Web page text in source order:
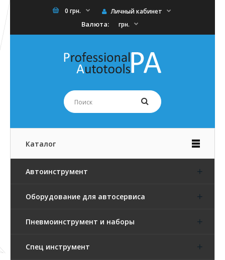
0 грн. Личный кабинет
Валюта: грн.
Каталог
Автоинструмент
Оборудование для автосервиса
Пневмоинструмент и наборы
Спец инструмент